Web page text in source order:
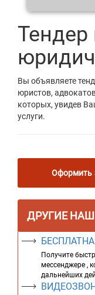
Тендер
Вы объявляете
юристов,
которых, увидев
услуги.
Оформить
ДРУГИЕ
Получите
мессенджере ,
дальнейших